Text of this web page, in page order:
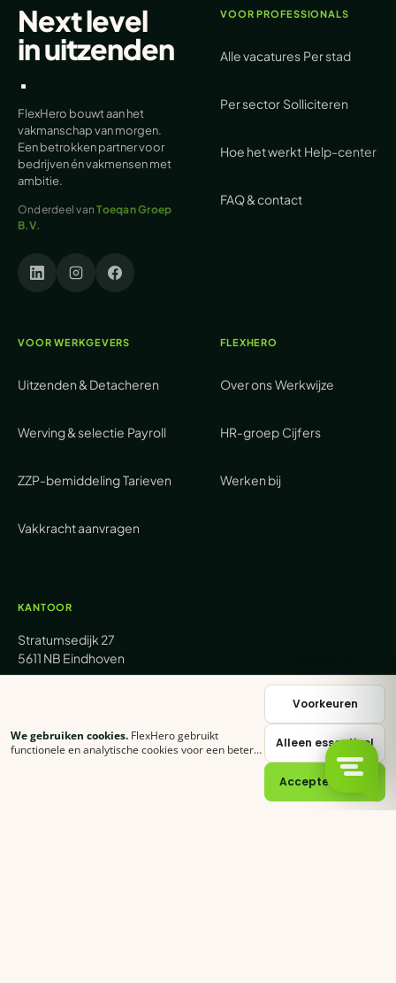
Next level
inuitzenden
.
FlexHero bouwt aan het
vakmanschap van morgen.
Een betrokken partner voor
bedrijven én vakmensen met
ambitie.
Onderdeel vanToeqan Groep
B.V.
VOOR PROFESSIONALS
Alle vacatures Per stad
Per sector Solliciteren
Hoe het werkt Help-center
FAQ & contact
VOOR WERKGEVERS
Uitzenden & Detacheren
Werving & selectie Payroll
ZZP-bemiddelingTarieven
Vakkracht aanvragen
FLEXHERO
Over onsWerkwijze
HR-groep Cijfers
Werken bij
KANTOOR
Stratumsedijk 27
5611 NB Eindhoven
sales@flexhero.com
We gebruiken cookies. FlexHero gebruikt
functionele en analytische cookies voor een betere
Voorkeuren
Alleen essentieel
Accepteer alles